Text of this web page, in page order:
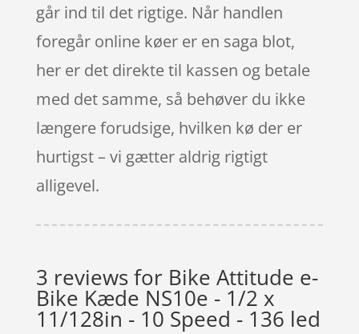
går ind til det rigtige. Når handlen
foregår online køer er en saga blot,
her er det direkte til kassen og betale
med det samme, så behøver du ikke
længere forudsige, hvilken kø der er
hurtigst – vi gætter aldrig rigtigt
alligevel.
3 reviews for Bike Attitude e-
Bike Kæde NS10e - 1/2 x
11/128in - 10 Speed - 136 led